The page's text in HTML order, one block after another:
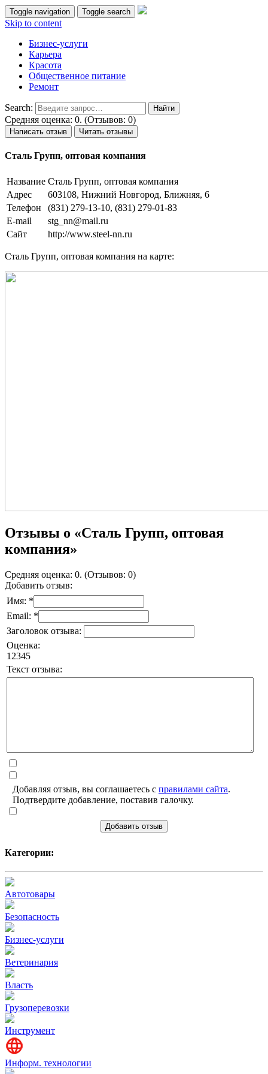
Toggle navigation Toggle search
Skip to content
Бизнес-услуги
Карьера
Красота
Общественное питание
Ремонт
Search:
Средняя оценка: 0. (Отзывов: 0)
Написать отзыв Читать отзывы
Сталь Групп, оптовая компания
Название Сталь Групп, оптовая компания
Адрес
603108, Нижний Новгород, Ближняя, 6
Телефон
(831) 279-13-10, (831) 279-01-83
E-mail
stg_nn@mail.ru
Сайт
http://www.steel-nn.ru
Сталь Групп, оптовая компания на карте:
Отзывы о «Сталь Групп, оптовая
компания»
Средняя оценка: 0. (Отзывов: 0)
Добавить отзыв:
Имя: *
Email: *
Заголовок отзыва:
Оценка:
1 2345
Текст отзыва:
Добавляя отзыв, вы соглашаетесь с правилами сайта.
Подтвердите добавление, поставив галочку.
Добавить отзыв
Категории:
Автотовары
Безопасность
Бизнес-услуги
Ветеринария
Власть
Грузоперевозки
Инструмент
Информ. технологии